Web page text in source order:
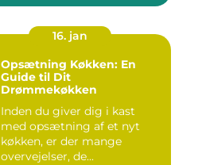
16. jan
Opsætning Køkken: En
Guide til Dit
Drømmekøkken
Inden du giver dig i kast
med opsætning af et nyt
køkken, er der mange
overvejelser, de...